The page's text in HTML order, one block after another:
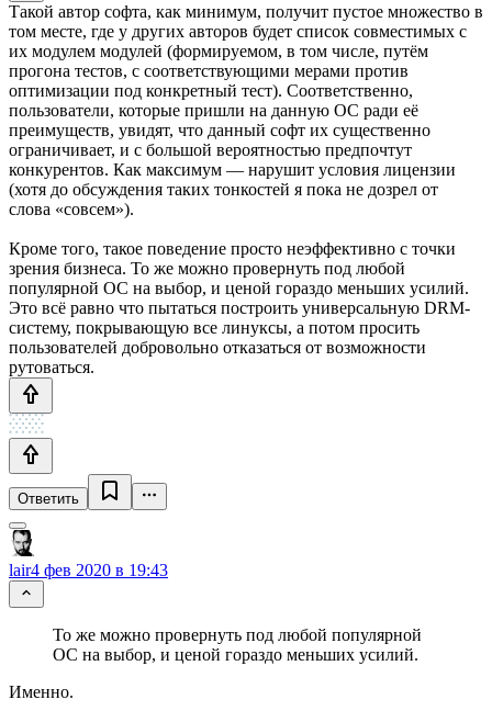
Такой автор софта, как минимум, получит пустое множество в
том месте, где у других авторов будет список совместимых с
их модулем модулей (формируемом, в том числе, путём
прогона тестов, с соответствующими мерами против
оптимизации под конкретный тест). Соответственно,
пользователи, которые пришли на данную ОС ради её
преимуществ, увидят, что данный софт их существенно
ограничивает, и с большой вероятностью предпочтут
конкурентов. Как максимум — нарушит условия лицензии
(хотя до обсуждения таких тонкостей я пока не дозрел от
слова «совсем»).
Кроме того, такое поведение просто неэффективно с точки
зрения бизнеса. То же можно провернуть под любой
популярной ОС на выбор, и ценой гораздо меньших усилий.
Это всё равно что пытаться построить универсальную DRM-
систему, покрывающую все линуксы, а потом просить
пользователей добровольно отказаться от возможности
рутоваться.
Ответить
lair4 фев 2020 в 19:43
То же можно провернуть под любой популярной
ОС на выбор, и ценой гораздо меньших усилий.
Именно.